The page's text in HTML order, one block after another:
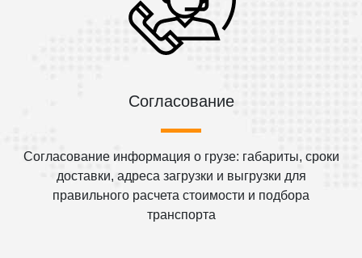
Согласование
Согласование информация о грузе: габариты, сроки
доставки, адреса загрузки и выгрузки для
правильного расчета стоимости и подбора
транспорта